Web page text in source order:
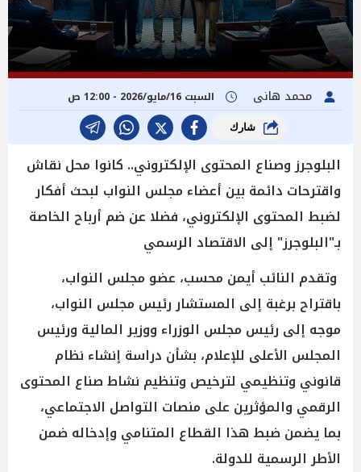
محمد هانى السبت 16/مايو/2026 - 12:00 ص
شارك
البلوجرز وصناع المحتوى الإلكتروني.. كانوا محل نقاش
واقترحات دائمة بين أعضاء مجلس النواب لبحث أفكار
لضبط المحتوى الإلكتروني، فضلا عن ضم أرباح الخاصة
بـ"البلوجرز" إلى الاقتصاد الرسمي
وتقدم النائب أيمن محسب، عضو مجلس النواب،
باقتراح برغبة إلى المستشار رئيس مجلس النواب،
موجه إلى رئيس مجلس الوزراء ووزير المالية ورئيس
المجلس الأعلى للإعلام، بشأن دراسة إنشاء نظام
قانوني وتنظيمي لترخيص وتنظيم نشاط صناع المحتوى
الرقمي والمؤثرين على منصات التواصل الاجتماعي،
بما يضمن ضبط هذا القطاع المتنامي وإدخاله ضمن
الأطر الرسمية للدولة.